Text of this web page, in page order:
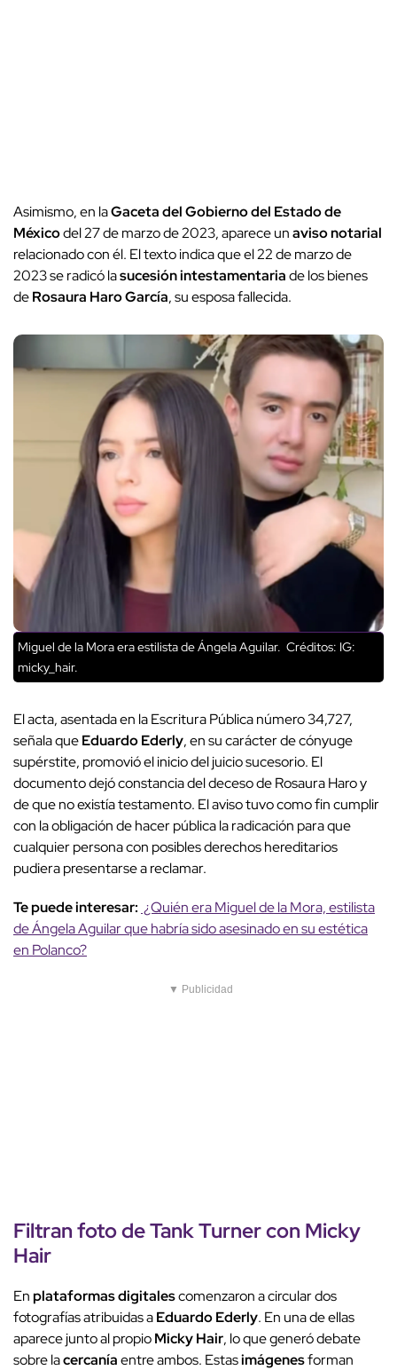
Asimismo, en laGaceta del Gobierno del Estado de
Méxicodel 27 de marzo de 2023, aparece unaviso notarial
relacionado con él. El texto indica que el 22 de marzo de
2023 se radicó lasucesión intestamentariade los bienes
deRosaura Haro García, su esposa fallecida.
Miguel de la Mora era estilista de Ángela Aguilar. Créditos: IG:
micky_hair.
El acta, asentada en la Escritura Pública número 34,727,
señala queEduardo Ederly, en su carácter de cónyuge
supérstite, promovió el inicio del juicio sucesorio. El
documento dejó constancia del deceso de Rosaura Haro y
de que no existía testamento. El aviso tuvo como fin cumplir
con la obligación de hacer pública la radicación para que
cualquier persona con posibles derechos hereditarios
pudiera presentarse a reclamar.
Te puede interesar: ¿Quién era Miguel de la Mora, estilista
de Ángela Aguilar que habría sido asesinado en su estética
en Polanco?
▼ Publicidad
FiltranfotodeTank Turnercon Micky
Hair
Enplataformas digitalescomenzaron a circular dos
fotografías atribuidas aEduardo Ederly. En una de ellas
aparece junto al propioMicky Hair, lo que generó debate
sobre lacercaníaentre ambos. Estasimágenesforman